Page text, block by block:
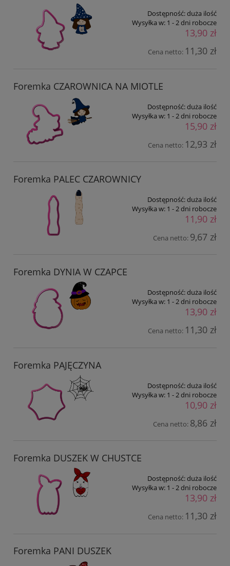
Dostępność:duża ilość
Wysyłka w: 1 - 2 dni robocze
13,90 zł
Cena netto: 11,30 zł
Foremka CZAROWNICA NA MIOTLE
Dostępność:duża ilość
Wysyłka w: 1 - 2 dni robocze
15,90 zł
Cena netto: 12,93 zł
Foremka PALEC CZAROWNICY
Dostępność:duża ilość
Wysyłka w: 1 - 2 dni robocze
11,90 zł
Cena netto: 9,67 zł
Foremka DYNIA W CZAPCE
Dostępność:duża ilość
Wysyłka w: 1 - 2 dni robocze
13,90 zł
Cena netto: 11,30 zł
Foremka PAJĘCZYNA
Dostępność:duża ilość
Wysyłka w: 1 - 2 dni robocze
10,90 zł
Cena netto: 8,86 zł
Foremka DUSZEK W CHUSTCE
Dostępność:duża ilość
Wysyłka w: 1 - 2 dni robocze
13,90 zł
Cena netto: 11,30 zł
Foremka PANI DUSZEK